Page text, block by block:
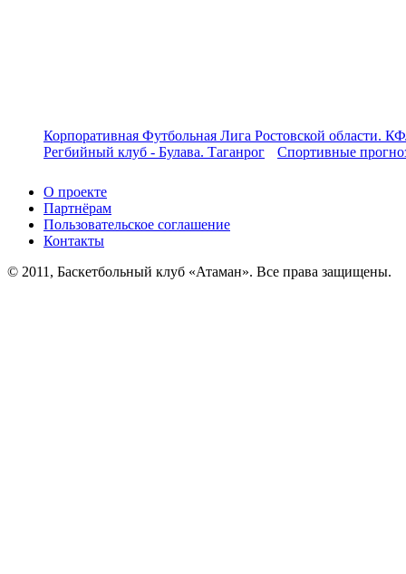
Корпоративная Футбольная Лига Ростовской области.
Регбийный клуб - Булава. Таганрог
Спортивные
О проекте
Партнёрам
Пользовательское соглашение
Контакты
© 2011, Баскетбольный клуб «Атаман». Все права защищены.